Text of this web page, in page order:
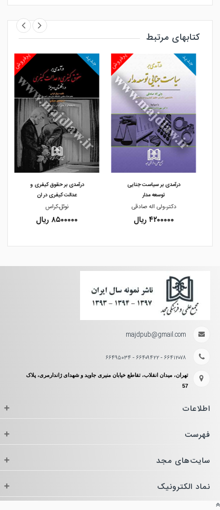
کتابهای مرتبط
مشاهده و خرید
پرفروش جدید
مشاهده و خرید
درآمدی بر سیاست جنایی
توسعه مدار
دکتر،ولی اله صادقی
۴۲۰۰۰۰۰ ریال
پرفروش جدید
درآمدی بر حقوق کیفری و
عدالت کیفری در ان
نوئل،کراس
۸۵۰۰۰۰۰ ریال
majdpub@gmail.com
۶۶۴۱۲۰۷۸ - ۶۶۴۰۹۴۲۲ - ۶۶۴۹۵۰۳۴
تهران، میدان انقلاب، تقاطع خیابان منیری جاوید و شهدای ژاندارمری، پلاک
57
اطلاعات +
فهرست +
سایت‌های مجد +
نماد الکترونیک +